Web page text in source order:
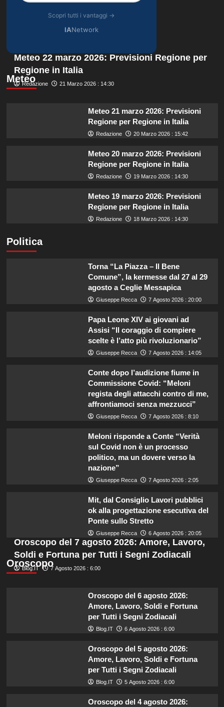
Scopri tutti i vantaggi →
IANetwork
Meteo
Meteo 22 marzo 2026: Previsioni Regione per
Regione in Italia
Redazione 21 Marzo 2026 : 14:30
Meteo 21 marzo 2026: Previsioni
Regione per Regione in Italia
Redazione 20 Marzo 2026 : 15:42
Meteo 20 marzo 2026: Previsioni
Regione per Regione in Italia
Redazione 19 Marzo 2026 : 14:30
Meteo 19 marzo 2026: Previsioni
Regione per Regione in Italia
Redazione 18 Marzo 2026 : 14:30
Politica
Torna “La Piazza – Il Bene
Comune”, la kermesse dal 27 al 29
agosto a Ceglie Messapica
Giuseppe Recca 7 Agosto 2026 : 20:00
Papa Leone XIV ai giovani ad
Assisi “Il coraggio di compiere
scelte è l’atto più rivoluzionario”
Giuseppe Recca 7 Agosto 2026 : 14:05
Conte dopo l’audizione fiume in
Commissione Covid: “Meloni
regista degli attacchi contro di me,
affrontiamoci senza mezzucci”
Giuseppe Recca 7 Agosto 2026 : 8:10
Meloni risponde a Conte “Verità
sul Covid non è un processo
politico, ma un dovere verso la
nazione”
Giuseppe Recca 7 Agosto 2026 : 2:05
Mit, dal Consiglio Lavori pubblici
ok alla progettazione esecutiva del
Ponte sullo Stretto
Giuseppe Recca 6 Agosto 2026 : 20:05
Oroscopo
Oroscopo del 7 agosto 2026: Amore, Lavoro,
Soldi e Fortuna per Tutti i Segni Zodiacali
Blog.IT 7 Agosto 2026 : 6:00
Oroscopo del 6 agosto 2026:
Amore, Lavoro, Soldi e Fortuna
per Tutti i Segni Zodiacali
Blog.IT 6 Agosto 2026 : 6:00
Oroscopo del 5 agosto 2026:
Amore, Lavoro, Soldi e Fortuna
per Tutti i Segni Zodiacali
Blog.IT 5 Agosto 2026 : 6:00
Oroscopo del 4 agosto 2026: